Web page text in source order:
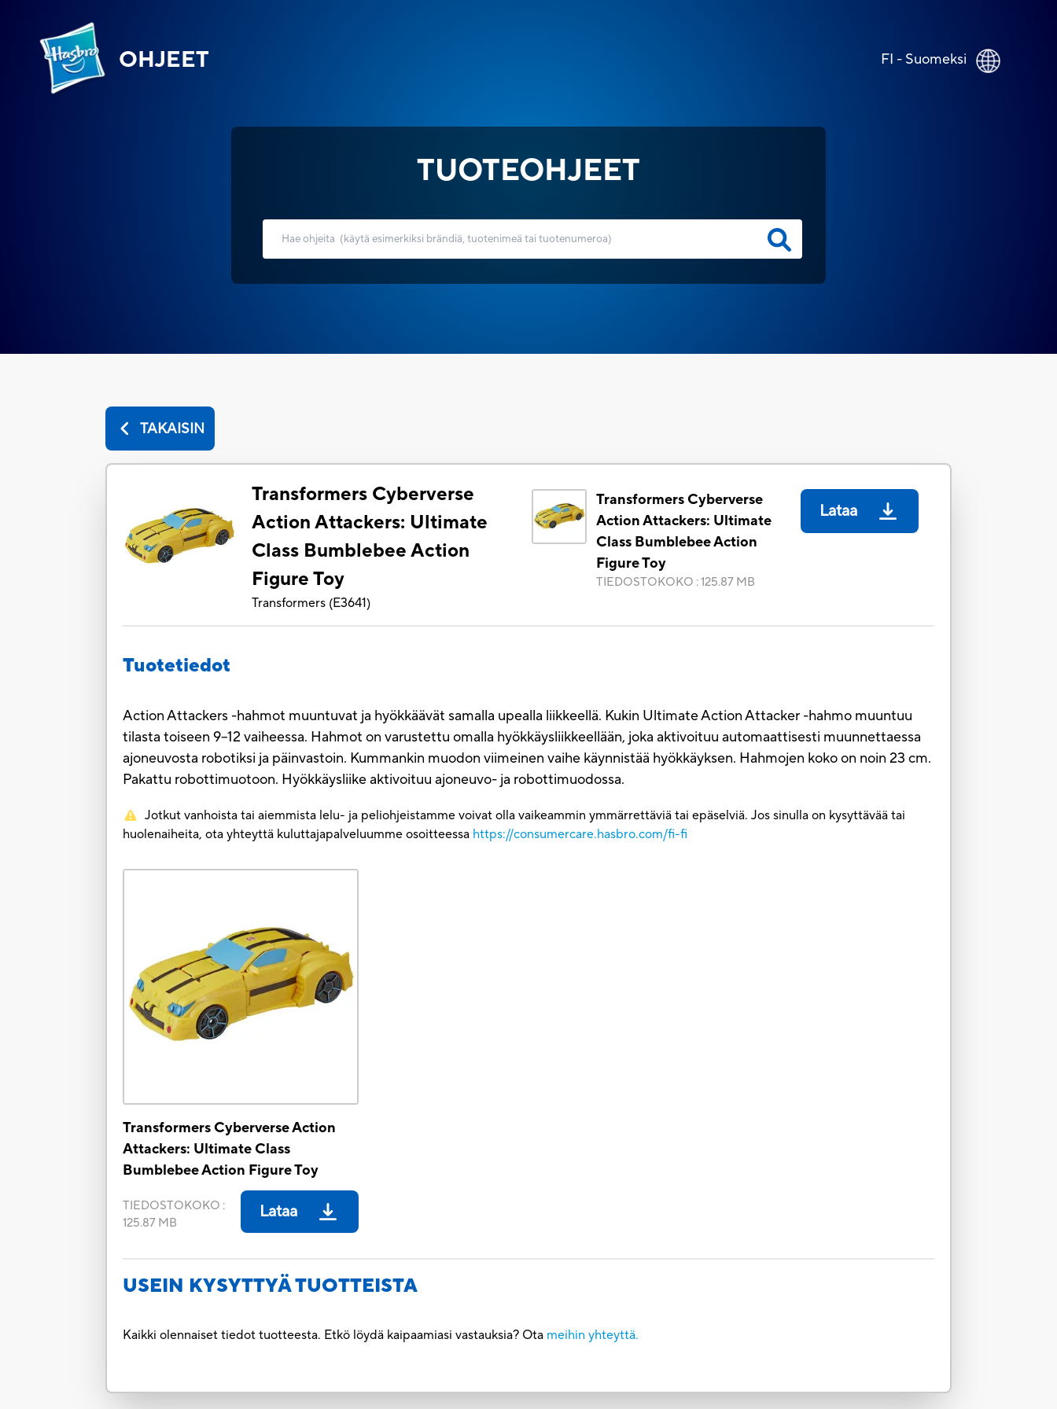
OHJEET FI - Suomeksi
TUOTEOHJEET
TAKAISIN
Transformers Cyberverse
Action Attackers: Ultimate
Class Bumblebee Action
Figure Toy
Transformers (E3641)
Transformers Cyberverse
Action Attackers: Ultimate
Class Bumblebee Action
Figure Toy
TIEDOSTOKOKO :125.87 MB
Lataa
Tuotetiedot
Action Attackers -hahmot muuntuvat ja hyökkäävät samalla upealla liikkeellä. Kukin Ultimate Action Attacker -hahmo muuntuu
tilasta toiseen 9–12 vaiheessa. Hahmot on varustettu omalla hyökkäysliikkeellään, joka aktivoituu automaattisesti muunnettaessa
ajoneuvosta robotiksi ja päinvastoin. Kummankin muodon viimeinen vaihe käynnistää hyökkäyksen. Hahmojen koko on noin 23 cm.
Pakattu robottimuotoon. Hyökkäysliike aktivoituu ajoneuvo- ja robottimuodossa.
Jotkut vanhoista tai aiemmista lelu- ja peliohjeistamme voivat olla vaikeammin ymmärrettäviä tai epäselviä. Jos sinulla on kysyttävää tai
huolenaiheita, ota yhteyttä kuluttajapalveluumme osoitteessa https://consumercare.hasbro.com/fi-fi
Transformers Cyberverse Action
Attackers: Ultimate Class
Bumblebee Action Figure Toy
TIEDOSTOKOKO :
125.87 MB
Lataa
USEIN KYSYTTYÄ TUOTTEISTA
Kaikki olennaiset tiedot tuotteesta. Etkö löydä kaipaamiasi vastauksia? Ota meihin yhteyttä.